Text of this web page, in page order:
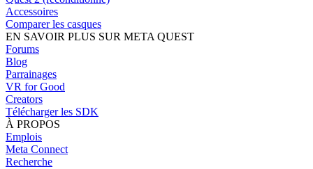
Accessoires
Comparer les casques
EN SAVOIR PLUS SUR META QUEST
Forums
Blog
Parrainages
VR for Good
Creators
Télécharger les SDK
À PROPOS
Emplois
Meta Connect
Recherche